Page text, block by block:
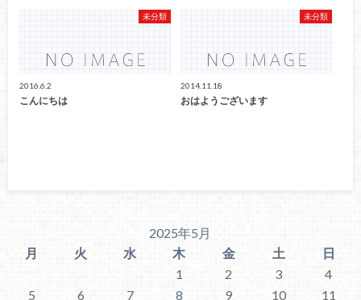
未分類
2016.6.2
こんにちは
未分類
2014.11.18
おはようございます
2025年5月
月
火 水 木 金 土
日
1
2 3
4
5
6 7 8 9 10
11